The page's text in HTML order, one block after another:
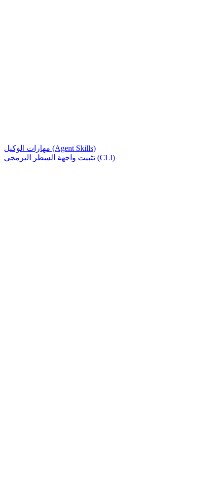
مهارات الوكيل (Agent Skills)
تثبيت واجهة السطر البرمجي (CLI)